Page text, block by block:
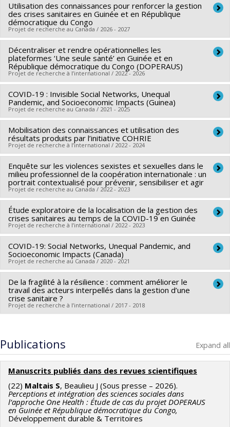
Lead researcher : Stéphanie Maltais
Co-researchers : Justin Masumu Mulumbu,Simon Rueegg
Funding sources:IRSC/Instituts de recherche en santé du
Canada
Grant programs:PVXXXXXX-(PJT) Subvention Projet
Utilisation des connaissances pour renforcer la gestion
des crises sanitaires en Guinée et en République
démocratique du Congo
Projet de recherche au Canada / 2026 - 2027
Lead researcher : Stéphanie Maltais
Funding sources:CRDI/Centre de recherches pour le
développement international
Grant programs:
Décentraliser et rendre opérationnelles les
plateformes ‘Une seule santé’ en Guinée et en
République démocratique du Congo (DOPERAUS)
Projet de recherche à l’international / 2022 - 2026
Lead researcher : Justin Masumu Mulumbu,Alpha K. Keita
,
Abdoulaye Touré,Sheila Makiala Mandanda
Co-researchers : Stéphanie Maltais,Simon Rüegg,Alioune
Camara
Funding sources:CRDI/Centre de recherches pour le
développement international
Grant programs:
COVID-19 : Invisible Social Networks, Unequal
Pandemic, and Socioeconomic Impacts (Guinea)
Projet de recherche au Canada / 2021 - 2025
Lead researcher : Roland Pongou
Co-researchers : Stéphanie Maltais,Sanni Yaya
Agarwal,Marie Christelle Mabeu Yangamen
Funding sources:CRSH/Conseil de recherches en sciences
humaines du Canada
Grant programs:
Mobilisation des connaissances et utilisation des
résultats produits par l’initiative COHRIE
Projet de recherche à l’international / 2022 - 2024
Lead researcher : Sanni Yaya
Co-researchers : Stéphanie Maltais,Rodrigue Deuboue
Tchialeu
Funding sources: CRDI/Centre de recherches pour le
développement international
Grant programs:
Enquête sur les violences sexistes et sexuelles dans le
milieu professionnel de la coopération internationale : un
portrait contextualisé pour prévenir, sensibiliser et agir
Projet de recherche au Canada / 2022 - 2023
Lead researcher : Isabelle Auclair
Co-researchers : Stéphanie Maltais,Sophie Brière,Jade St-
Georges
Étude exploratoire de la localisation de la gestion des
crises sanitaires au temps de la COVID-19 en Guinée
Projet de recherche à l’international / 2022 - 2023
Lead researcher : Stéphanie Maltais
COVID-19: Social Networks, Unequal Pandemic, and
Socioeconomic Impacts (Canada)
Projet de recherche au Canada / 2020 - 2021
Lead researcher : Roland Pongou
Co-researchers : Stéphanie Maltais,Sanni Yaya,Marie
Christelle Mabeu Yangamen
Grant programs:
PVXXXXXX-Subvention d'engagement
partenarial - COVID19 Initiative spéciale
De la fragilité à la résilience : comment améliorer le
travail des acteurs interpellés dans la gestion d’une
crise sanitaire ?
Projet de recherche à l’international / 2017 - 2018
Funding sources:
développement international
Grant programs:
Publications Expand all
Manuscrits publiés dans des revues scientifiques
(22) Maltais S, Beaulieu J (Sous presse – 2026).
Perceptions et intégration des sciences sociales dans
l’approche One Health : Étude de cas du projet DOPERAUS
en Guinée et République démocratique du Congo,
Développement durable & Territoires